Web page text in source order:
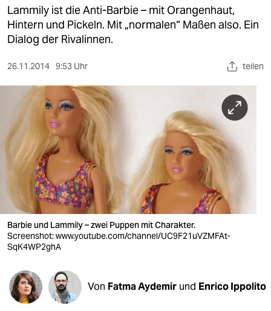
öko
gesellschaft
sport
berlin
nord
wahrheit
verlag
verlag
shop
fragen & hilfe
Lammily ist die Anti-Barbie – mit Orangenhaut,
Hintern und Pickeln. Mit „normalen“ Maßen also. Ein
Dialog der Rivalinnen.
26.11.2014 9:53 Uhr teilen
Barbie und Lammily – zwei Puppen mit Charakter.
Screenshot: www.youtube.com/channel/UC9F21uVZMFAt-
SqK4WP2ghA
Von Fatma Aydemir und Enrico Ippolito